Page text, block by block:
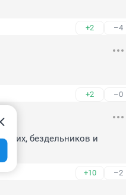
+2 –4
+2 –0
бездельников и
+10 –2